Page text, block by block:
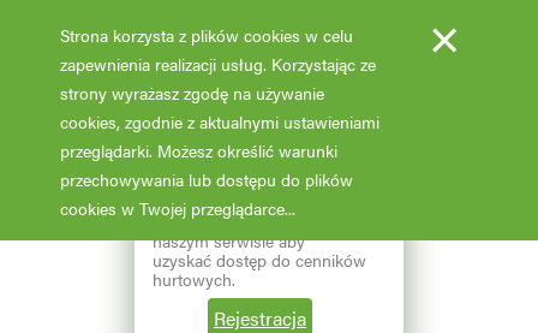
Reprezentujesz branżę
ogrodniczą? Zarejestruj się w
naszym serwisie aby
uzyskać dostęp do cenników
hurtowych.
Rejestracja
Fotooferta cenowa - hurt
Aktualizacja: 07.02.2026 godz: 02:03
Pokaż filtry
Wybierz grupę roślin
Aktualna liczba wyników: 3
Strona korzysta z plików cookies w celu
zapewnienia realizacji usług. Korzystając ze
strony wyrażasz zgodę na używanie
cookies, zgodnie z aktualnymi ustawieniami
przeglądarki. Możesz określić warunki
przechowywania lub dostępu do plików
cookies w Twojej przeglądarce...
×